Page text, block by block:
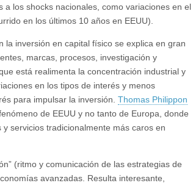
los shocks nacionales, como variaciones en el
en los últimos 10 años en EEUU).
la inversión en capital físico se explica en gran
marcas, procesos, investigación y
está realimenta la concentración industrial y
en los tipos de interés y menos
para impulsar la inversión. Thomas Philippon
de EEUU y no tanto de Europa, donde
servicios tradicionalmente más caros en
(ritmo y comunicación de las estrategias de
avanzadas. Resulta interesante,